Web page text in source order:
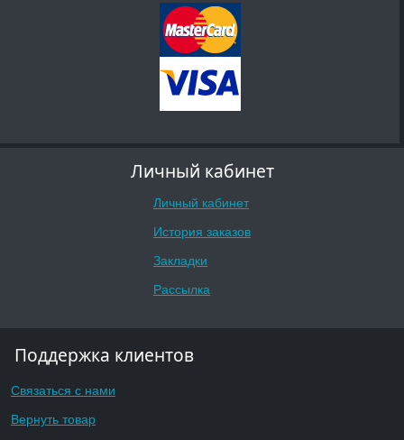
Личный кабинет
Личный кабинет
История заказов
Закладки
Рассылка
Поддержка клиентов
Связаться с нами
Вернуть товар